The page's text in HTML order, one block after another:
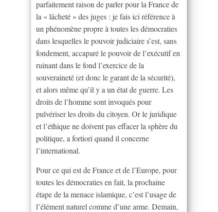
parfaitement raison de parler pour la France de
la « lâcheté » des juges : je fais ici référence à
un phénomène propre à toutes les démocraties
dans lesquelles le pouvoir judiciaire s’est, sans
fondement, accaparé le pouvoir de l’exécutif en
ruinant dans le fond l’exercice de la
souveraineté (et donc le garant de la sécurité),
et alors même qu’il y a un état de guerre. Les
droits de l’homme sont invoqués pour
pulvériser les droits du citoyen. Or le juridique
et l’éthique ne doivent pas effacer la sphère du
politique, a fortiori quand il concerne
l’international.
Pour ce qui est de France et de l’Europe, pour
toutes les démocraties en fait, la prochaine
étape de la menace islamique, c’est l’usage de
l’élément naturel comme d’une arme. Demain,